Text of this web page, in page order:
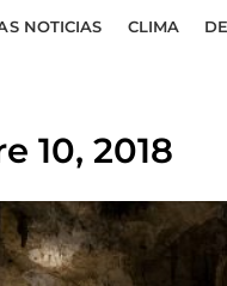
NOTICIAS CLIMA
10, 2018